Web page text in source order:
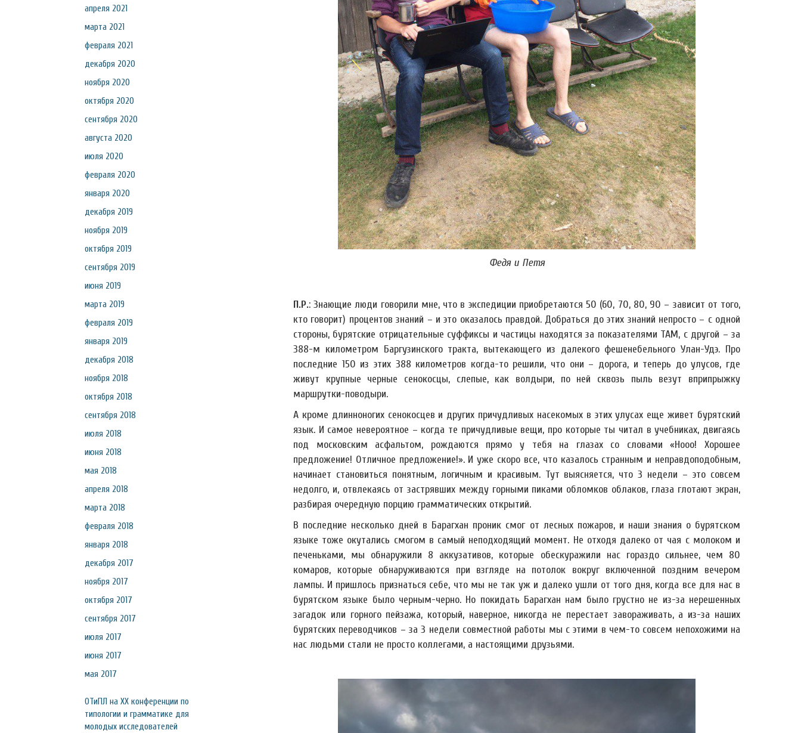
апреля 2021
марта 2021
февраля 2021
декабря 2020
ноября 2020
октября 2020
сентября 2020
августа 2020
июля 2020
февраля 2020
января 2020
декабря 2019
ноября 2019
октября 2019
сентября 2019
июня 2019
марта 2019
февраля 2019
января 2019
декабря 2018
ноября 2018
октября 2018
сентября 2018
июля 2018
июня 2018
мая 2018
апреля 2018
марта 2018
февраля 2018
января 2018
декабря 2017
ноября 2017
октября 2017
сентября 2017
июля 2017
июня 2017
мая 2017
ОТиПЛ на XX конференции по
типологии и грамматике для
молодых исследователей
Федя и Петя
П.Р.: Знающие люди говорили мне, что в экспедиции приобретаются 50 (60, 70, 80, 90 – зависит от того,
кто говорит) процентов знаний – и это оказалось правдой. Добраться до этих знаний непросто – с одной
стороны, бурятские отрицательные суффиксы и частицы находятся за показателями TAM, с другой – за
388-м километром Баргузинского тракта, вытекающего из далекого фешенебельного Улан-Удэ. Про
последние 150 из этих 388 километров когда-то решили, что они – дорога, и теперь до улусов, где
живут крупные черные сенокосцы, слепые, как волдыри, по ней сквозь пыль везут вприпрыжку
маршрутки-поводыри.
А кроме длинноногих сенокосцев и других причудливых насекомых в этих улусах еще живет бурятский
язык. И самое невероятное – когда те причудливые вещи, про которые ты читал в учебниках, двигаясь
под московским асфальтом, рождаются прямо у тебя на глазах со словами «Нооо! Хорошее
предложение! Отличное предложение!». И уже скоро все, что казалось странным и неправдоподобным,
начинает становиться понятным, логичным и красивым. Тут выясняется, что 3 недели – это совсем
недолго, и, отвлекаясь от застрявших между горными пиками обломков облаков, глаза глотают экран,
разбирая очередную порцию грамматических открытий.
В последние несколько дней в Барагхан проник смог от лесных пожаров, и наши знания о бурятском
языке тоже окутались смогом в самый неподходящий момент. Не отходя далеко от чая с молоком и
печеньками, мы обнаружили 8 аккузативов, которые обескуражили нас гораздо сильнее, чем 80
комаров, которые обнаруживаются при взгляде на потолок вокруг включенной поздним вечером
лампы. И пришлось признаться себе, что мы не так уж и далеко ушли от того дня, когда все для нас в
бурятском языке было черным-черно. Но покидать Барагхан нам было грустно не из-за нерешенных
загадок или горного пейзажа, который, наверное, никогда не перестает завораживать, а из-за наших
бурятских переводчиков – за 3 недели совместной работы мы с этими в чем-то совсем непохожими на
нас людьми стали не просто коллегами, а настоящими друзьями.